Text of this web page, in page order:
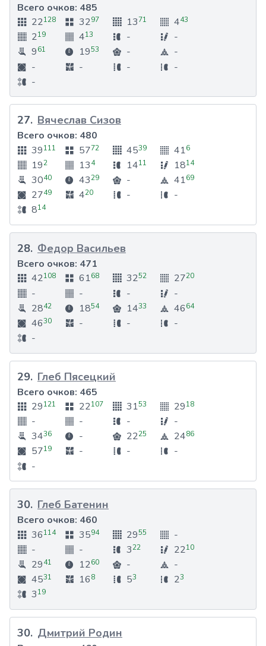
Всего очков: 485
22128 3297 1371 443
219 413 -
-
961 1953 -
-
-
- -
-
-
27. Вячеслав Сизов
Всего очков: 480
39111 5772 4539 416
192 134 1411 1814
3040 4329 - 4169
2749 420 -
-
814
28. Федор Васильев
Всего очков: 471
42108 6168 3252 2720
- - -
-
2842 1854 1433 4664
4630 - -
-
-
29. Глеб Пясецкий
Всего очков: 465
29121 22107 3153 2918
- - -
-
3436 - 2225 2486
5719 - -
-
-
30. Глеб Батенин
Всего очков: 460
36114 3594 2955
-
-
- 322 2210
2941 1260 -
-
4531 168 53 23
319
30. Дмитрий Родин